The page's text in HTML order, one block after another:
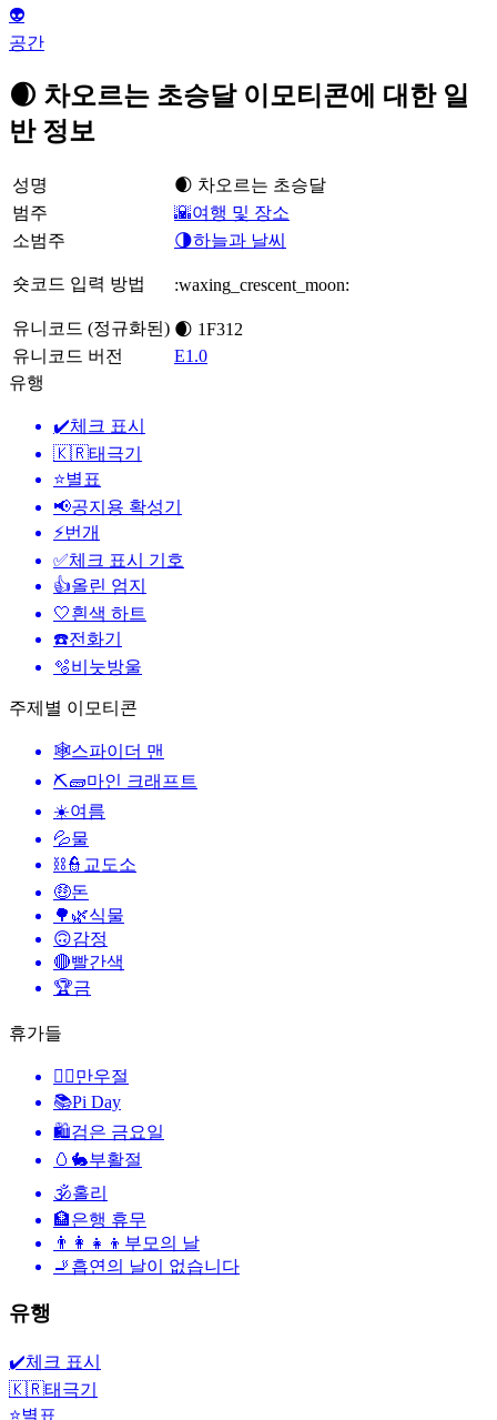
👽
공간
🌒 차오르는 초승달 이모티콘에 대한 일
반 정보
성명
🌒 차오르는 초승달
범주
🌇여행 및 장소
소범주
🌗하늘과 날씨
숏코드 입력 방법 :waxing_crescent_moon:
유니코드 (정규화된) 🌒 1F312
유니코드 버전
E1.0
유행
✔️체크 표시
🇰🇷태극기
⭐별표
📢공지용 확성기
⚡번개
✅체크 표시 기호
👍올린 엄지
🤍흰색 하트
☎️전화기
🫧비눗방울
주제별 이모티콘
🕸️스파이더 맨
⛏🧱마인 크래프트
☀️여름
💦물
⛓️👮 교도소
🤑돈
🌳🌿식물
🙃감정
🔴빨간색
🏆금
휴가들
🙆‍♂️만우절
📚Pi Day
🛍검은 금요일
🥚🐇부활절
🕉홀리
🏦은행 휴무
👨‍👩‍👧‍👦 부모의 날
🚬 흡연의 날이 없습니다
유행
✔️체크 표시
🇰🇷태극기
⭐별표